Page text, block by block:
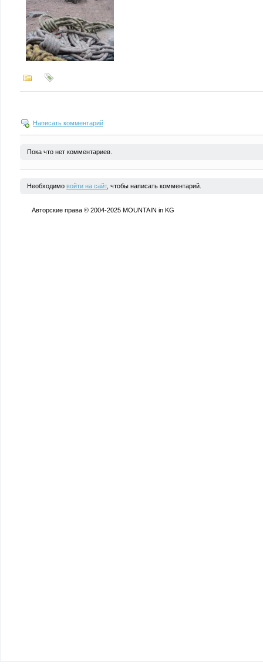
Написать комментарий
Пока что нет комментариев.
Необходимо войти на сайт, чтобы написать комментарий.
Авторские права © 2004-2025 MOUNTAIN in KG